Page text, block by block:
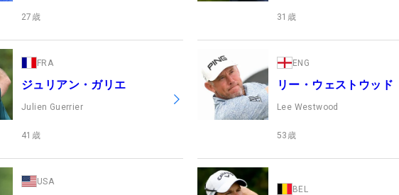
27 歳 31 歳
FRA
ジュリアン・ガリエ
Julien Guerrier
41 歳
ENG
リー・ウェストウッド
Lee Westwood
53 歳
USA
BEL